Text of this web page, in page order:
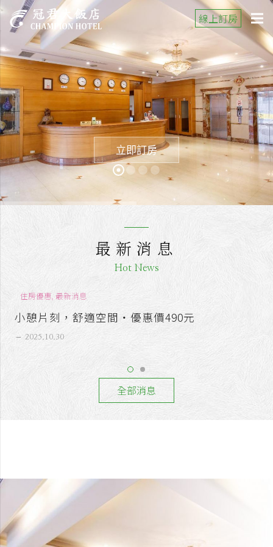
線上訂房
立即訂房
最新消息
Hot News
最新消息
聖誕燈海點亮板橋，幸福夜晚就在冠君
remove 2025.10.30
全部消息